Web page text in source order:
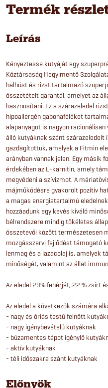
Termék
Leírás
Kényeztesse kutyáját egy
Köztársaság Hegyimentő
halhúst és rizst tartalmazó
összetételt garantál, amelyet az
hasznosítani. Ez a szárazeledel
hipoallergén gabonaféléket
alapanyagot is nagyon
álló kutyáknak szánt
gazdagítottuk, amelyek a Fitmin
arányban vannak jelen. Egy másik
érdekében az L-karnitin, amely
megvédeni a szívizmot. A
májműködésre gyakorolt pozitív
a magas energiatartalmú
hozzáadunk egy kevés kiváló
bélrendszere mindig tökéletes
összetevői között természetesen
mozgásszervi fejlődést támogató
lenmag és a lazacolaj is, amelyek
minőségét, valamint az állat
Az eledel 29% fehérjét, 22 % zsírt
Az eledel a következők számára
- nagy és óriás testű felnőtt
- nagy igénybevételű kutyáknak
- búzamentes tápot igénylő
- aktív kutyáknak
- téli időszakra szánt kutyáknak
Előnyök